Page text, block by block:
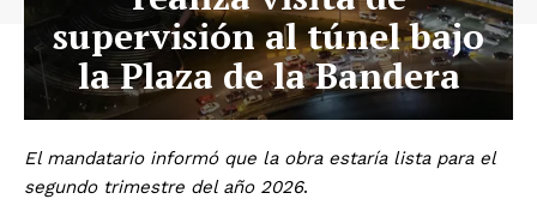
supervisión al túnel bajo
la Plaza de la Bandera
El mandatario informó que la obra estaría lista para el
segundo trimestre del año 2026.